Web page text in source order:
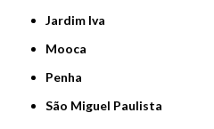
Jardim Iva
Mooca
Penha
São Miguel Paulista